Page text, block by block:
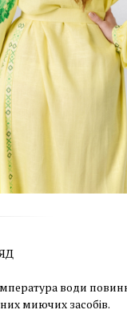
води
миючих засобів.